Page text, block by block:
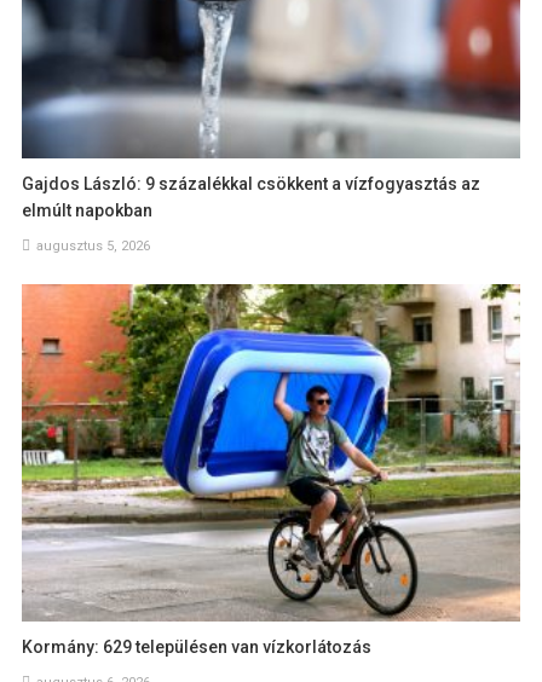
Gajdos László: 9 százalékkal csökkent a vízfogyasztás az
elmúlt napokban
augusztus 5, 2026
Kormány: 629 településen van vízkorlátozás